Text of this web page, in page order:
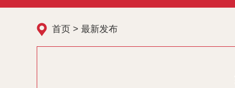
首页 > 最新发布